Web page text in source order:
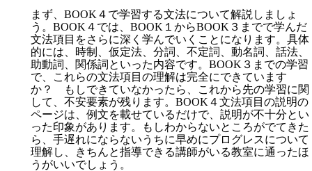
まず、BOOK４で学習する文法について解説しましょ
う。BOOK４では、BOOK１からBOOK３までで学んだ
文法項目をさらに深く学んでいくことになります。具体
的には、時制、仮定法、分詞、不定詞、動名詞、話法、
助動詞、関係詞といった内容です。BOOK３までの学習
で、これらの文法項目の理解は完全にできています
か？ もしできていなかったら、これから先の学習に関
して、不安要素が残ります。BOOK４文法項目の説明の
ページは、例文を載せているだけで、説明が不十分とい
った印象があります。もしわからないところがでてきた
ら、手遅れにならないうちに早めにプログレスについて
理解し、きちんと指導できる講師がいる教室に通ったほ
うがいいでしょう。